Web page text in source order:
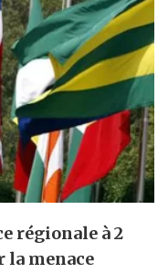
régionale à 2
la menace